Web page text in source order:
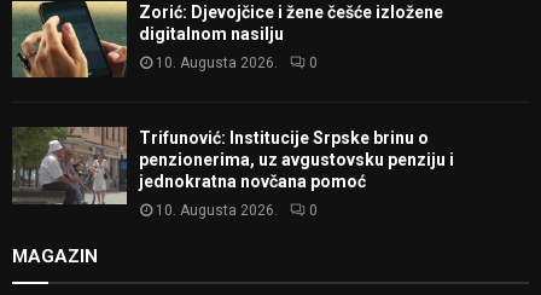
Zorić: Djevojčice i žene češće izložene
digitalnom nasilju
10. Augusta 2026. 0
Trifunović: Institucije Srpske brinu o
penzionerima, uz avgustovsku penziju i
jednokratna novčana pomoć
10. Augusta 2026. 0
MAGAZIN